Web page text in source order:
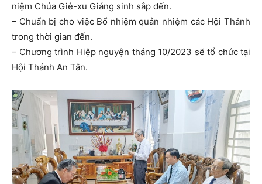
niệm Chúa Giê-xu Giáng sinh sắp đến.
– Chuẩn bị cho việc Bổ nhiệm quản nhiệm các Hội Thánh
trong thời gian đến.
– Chương trình Hiệp nguyện tháng 10/2023 sẽ tổ chức tại
Hội Thánh An Tân.